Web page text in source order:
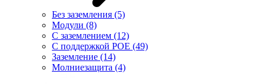
Без заземления (5)
Модули (8)
С заземлением (12)
С поддержкой POE (49)
Заземление (14)
Молниезащита (4)